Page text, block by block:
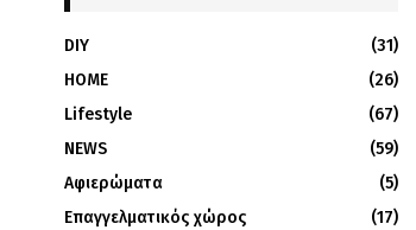
DIY
(31)
HOME
(26)
Lifestyle
(67)
NEWS
(59)
Αφιερώματα
(5)
Επαγγελματικός χώρος
(17)